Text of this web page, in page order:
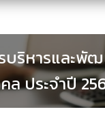
บริหารและพั
ล ประจำปี